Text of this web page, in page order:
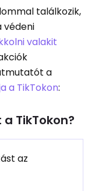
találkozik,
védeni
valakit
a
a TikTokon:
TikTokon?
az